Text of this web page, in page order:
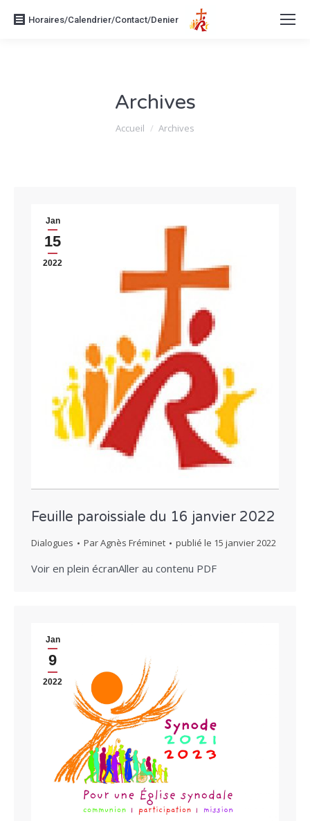
Horaires/Calendrier/Contact/Denier
Archives
Vous êtes ici :
Accueil Archives
Jan
15
2022
Feuille paroissiale du 16 janvier 2022
Dialogues ParAgnès Fréminet publié le 15 janvier 2022
Voir en plein écranAller au contenu PDF
Jan
9
2022